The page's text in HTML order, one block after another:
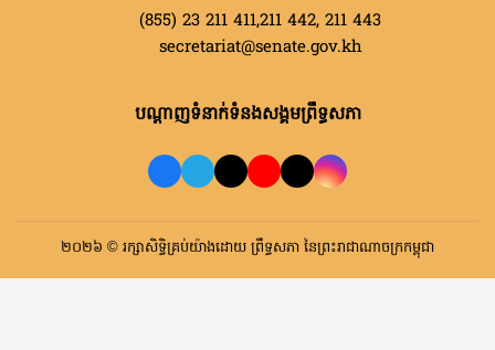
(855) 23 211 411,211 442, 211 443
secretariat@senate.gov.kh
បណ្តាញទំនាក់ទំនងសង្គមព្រឹទ្ធសភា
២០២៦ © រក្សាសិទ្ធិគ្រប់យ៉ាងដោយ ព្រឹទ្ធសភា នៃព្រះរាជាណាចក្រកម្ពុជា